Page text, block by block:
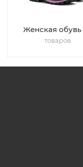
Женская обувь
товаров